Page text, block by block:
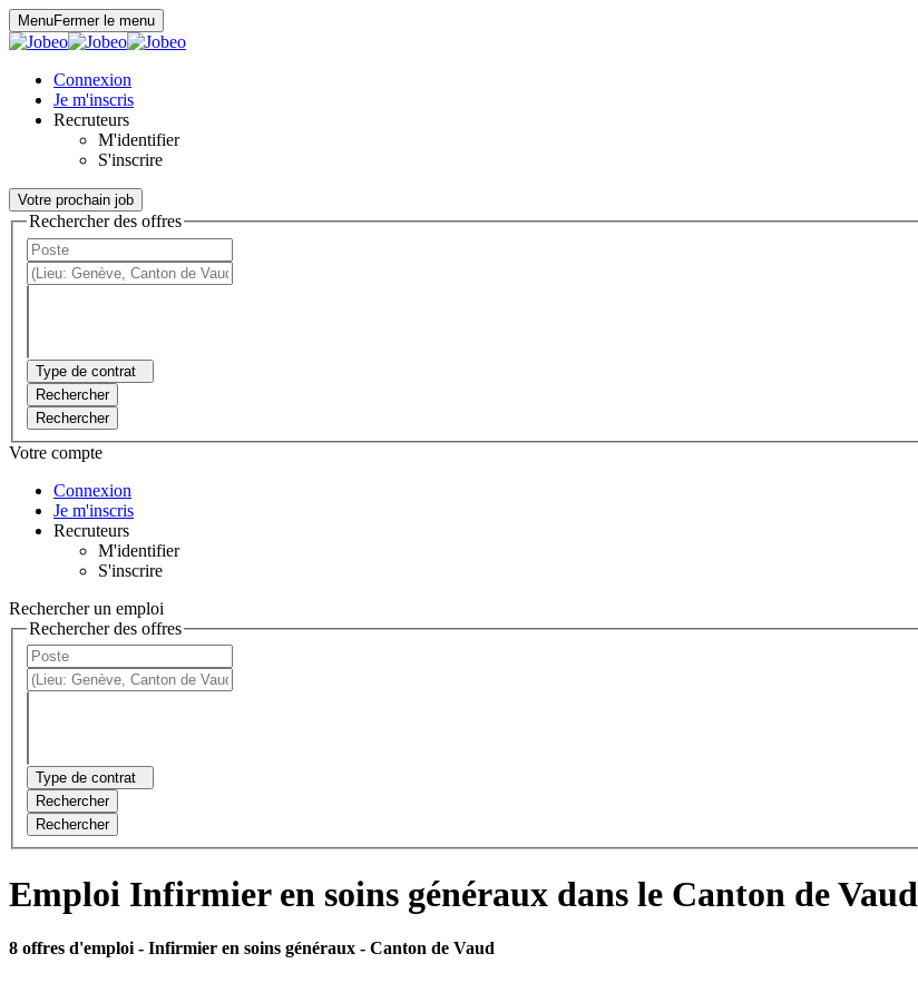
MenuFermer le menu
Connexion
Je m'inscris
Recruteurs
M'identifier
S'inscrire
Votre prochain job
Rechercher des offres
Type de contrat
Rechercher
Rechercher
Votre compte
Connexion
Je m'inscris
Recruteurs
M'identifier
S'inscrire
Rechercher un emploi
Rechercher des offres
Type de contrat
Rechercher
Rechercher
Emploi Infirmier en soins généraux dans le Canton de Vaud
8 offres d'emploi - Infirmier en soins généraux - Canton de Vaud
Panneau de gestion des cookies